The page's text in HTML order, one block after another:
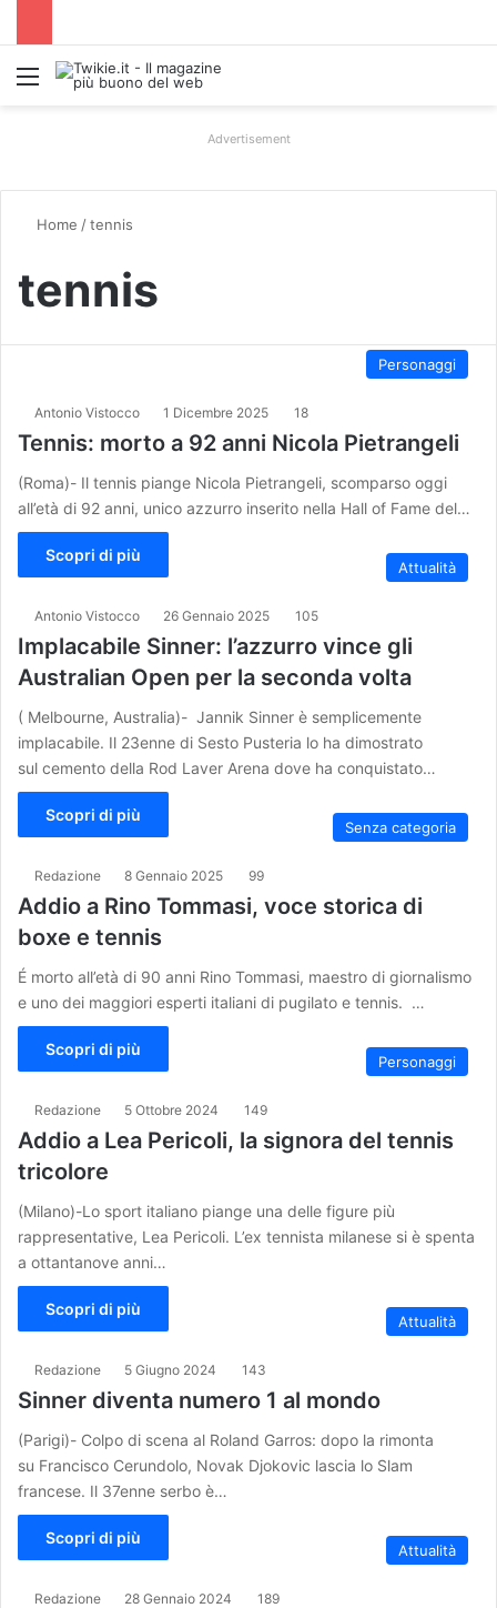
Menu
Advertisement
Home /tennis
tennis
Personaggi
Antonio Vistocco 1 Dicembre 2025 18
Tennis: morto a 92 anni Nicola Pietrangeli
(Roma)- Il tennis piange Nicola Pietrangeli, scomparso oggi
all’età di 92 anni, unico azzurro inserito nella Hall of Fame del…
Scopri di più
Attualità
Antonio Vistocco 26 Gennaio 2025 105
Implacabile Sinner: l’azzurro vince gli
Australian Open per la seconda volta
( Melbourne, Australia)- Jannik Sinner è semplicemente
implacabile. Il 23enne di Sesto Pusteria lo ha dimostrato
sul cemento della Rod Laver Arena dove ha conquistato…
Scopri di più
Senza categoria
Redazione 8 Gennaio 2025 99
Addio a Rino Tommasi, voce storica di
boxe e tennis
É morto all’età di 90 anni Rino Tommasi, maestro di giornalismo
e uno dei maggiori esperti italiani di pugilato e tennis. …
Scopri di più
Personaggi
Redazione 5 Ottobre 2024 149
Addio a Lea Pericoli, la signora del tennis
tricolore
(Milano)-Lo sport italiano piange una delle figure più
rappresentative, Lea Pericoli. L’ex tennista milanese si è spenta
a ottantanove anni…
Scopri di più
Attualità
Redazione 5 Giugno 2024 143
Sinner diventa numero 1 al mondo
(Parigi)- Colpo di scena al Roland Garros: dopo la rimonta
su Francisco Cerundolo, Novak Djokovic lascia lo Slam
francese. Il 37enne serbo è…
Scopri di più
Attualità
Redazione 28 Gennaio 2024 189